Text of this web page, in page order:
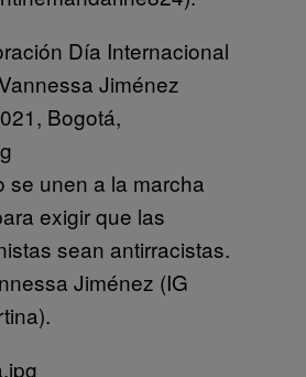
se unen a la marcha
exigir que las
sean antirracistas.
Jiménez (IG